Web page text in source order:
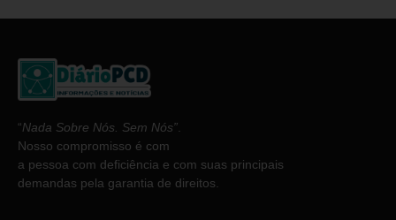
“Nada Sobre Nós. Sem Nós”
Nosso compromisso é com
a pessoa com deficiência e com suas principais
demandas pela garantia de direitos.